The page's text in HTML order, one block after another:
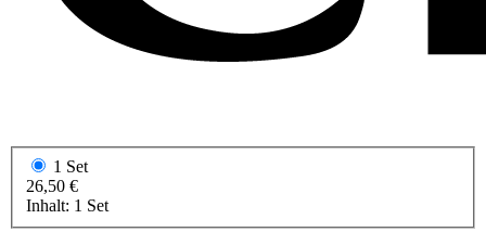
1 Set
26,50 €
Inhalt: 1 Set